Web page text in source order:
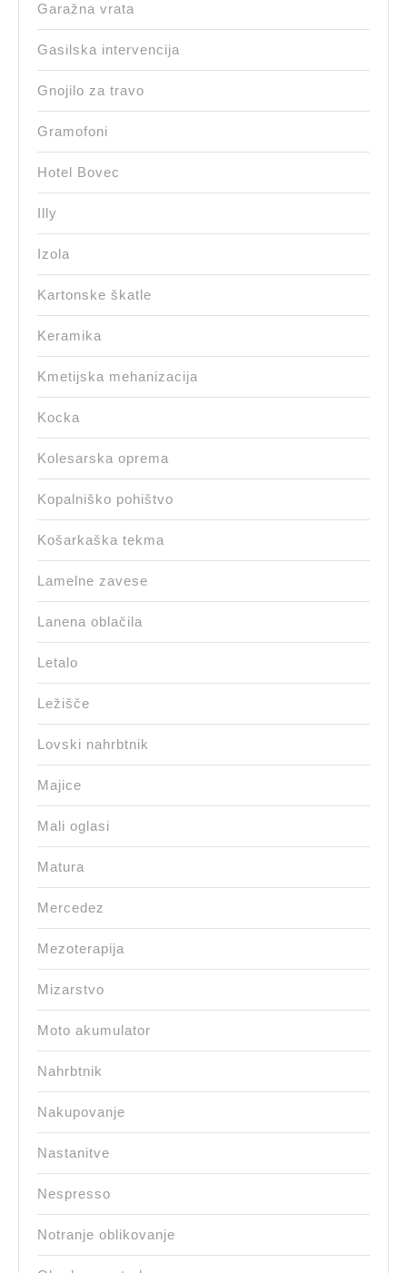
Garažna vrata
Gasilska intervencija
Gnojilo za travo
Gramofoni
Hotel Bovec
Illy
Izola
Kartonske škatle
Keramika
Kmetijska mehanizacija
Kocka
Kolesarska oprema
Kopalniško pohištvo
Košarkaška tekma
Lamelne zavese
Lanena oblačila
Letalo
Ležišče
Lovski nahrbtnik
Majice
Mali oglasi
Matura
Mercedez
Mezoterapija
Mizarstvo
Moto akumulator
Nahrbtnik
Nakupovanje
Nastanitve
Nespresso
Notranje oblikovanje